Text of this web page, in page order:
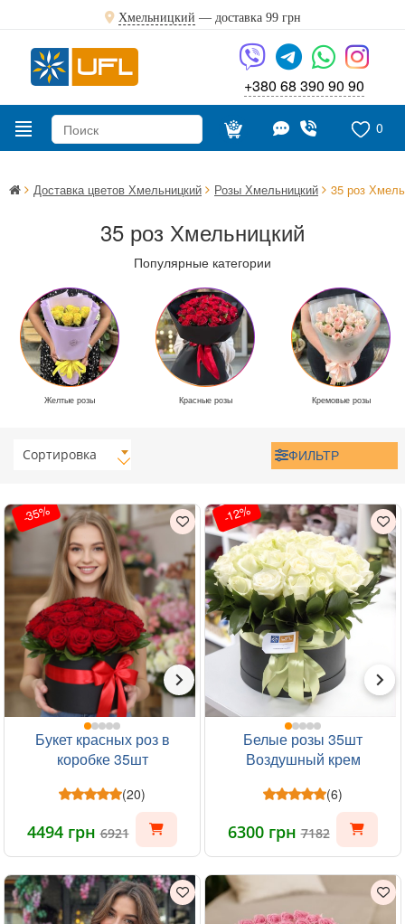
Хмельницкий — доставка 99 грн
+380 68 390 90 90
0
Доставка цветов Хмельницкий Розы Хмельницкий 35 роз
35 роз Хмельницкий
Популярные категории
Желтые розы Красные розы Кремовые розы
Сортировка ФИЛЬТР
-35%
Букет красных роз в
коробке 35шт
(20)
4494 грн6921
-12%
Белые розы 35шт
Воздушный крем
(6)
6300 грн7182